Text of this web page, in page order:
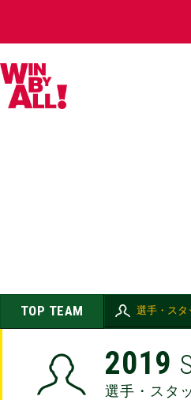
TOP TEAM 選手・スタ
2019
選手・スタ